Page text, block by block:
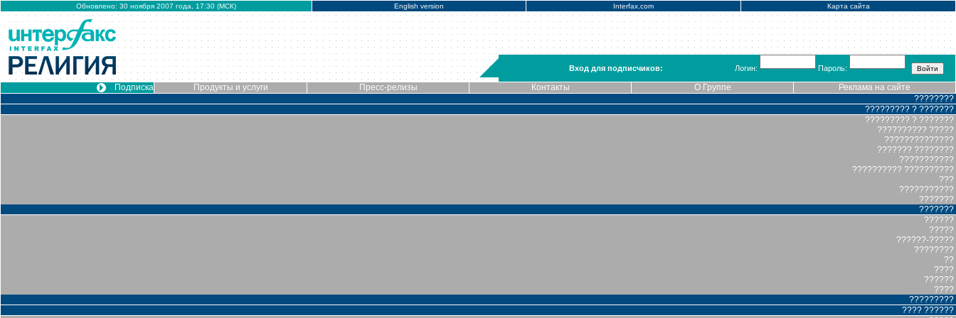
Обновлено: 30 ноября 2007 года, 17:30 (МСК) English version Interfax.com Карта сайта
Вход для подписчиков: Логин: Пароль:
Подписка Продукты и услуги Пресс-релизы Контакты О Группе
Реклама на сайте
????????
????????? ? ???????
????????? ? ???????
?????????? ?????
??????????????
??????? ????????
???????????
?????????? ??????????
???
???????????
???????
???????
??????
?????
??????-?????
????????
??
????
??????
????
?????????
???? ??????